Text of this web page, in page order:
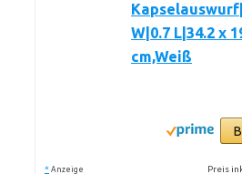
W|0.7 L|34.2 x
cm,Weiß
* Anzeige Preis